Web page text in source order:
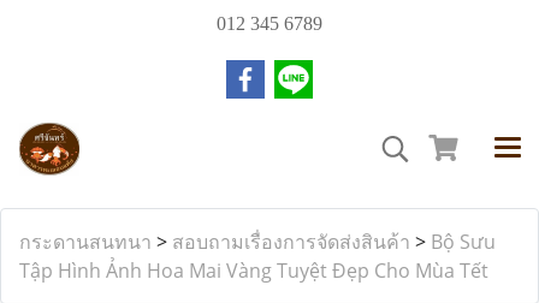
012 345 6789
กระดานสนทนา > สอบถามเรื่องการจัดส่งสินค้า > Bộ Sưu
Tập Hình Ảnh Hoa Mai Vàng Tuyệt Đẹp Cho Mùa Tết